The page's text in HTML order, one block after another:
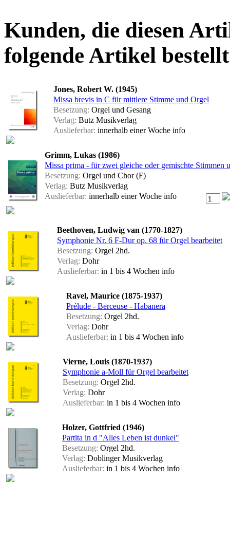
Kunden, die diesen
folgende Artikel
Jones, Robert W. (1945)
Missa brevis in C für mittlere Stimme und Orgel
Besetzung: Orgel und Gesang
Verlag: Butz Musikverlag
Auslieferbar: innerhalb einer Woche info
Grimm, Lukas (1986)
Missa prima - für zwei gleiche oder gemischte Stimmen
Besetzung: Orgel und Chor (F)
Verlag: Butz Musikverlag
Auslieferbar: innerhalb einer Woche info
Beethoven, Ludwig van (1770-1827)
Symphonie Nr. 6 F-Dur op. 68 für Orgel bearbeitet
Besetzung: Orgel 2hd.
Verlag: Dohr
Auslieferbar: in 1 bis 4 Wochen info
Ravel, Maurice (1875-1937)
Prélude - Berceuse - Habanera
Besetzung: Orgel 2hd.
Verlag: Dohr
Auslieferbar: in 1 bis 4 Wochen info
Vierne, Louis (1870-1937)
Symphonie a-Moll für Orgel bearbeitet
Besetzung: Orgel 2hd.
Verlag: Dohr
Auslieferbar: in 1 bis 4 Wochen info
Holzer, Gottfried (1946)
Partita in d "Alles Leben ist dunkel"
Besetzung: Orgel 2hd.
Verlag: Doblinger Musikverlag
Auslieferbar: in 1 bis 4 Wochen info